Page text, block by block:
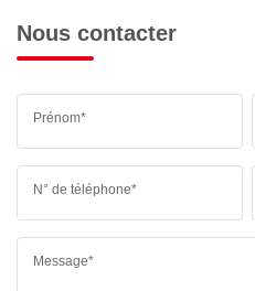
Nous contacter
Prénom*
N° de téléphone*
Message*